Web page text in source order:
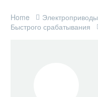
Home Электроприводы
Быстрого срабатывания